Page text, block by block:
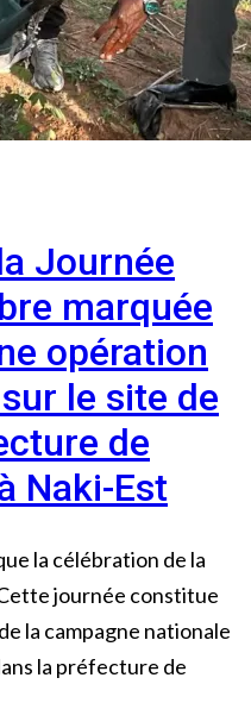
Journée
marquée
opération
le site de
de
Naki-Est
la célébration de la
journée constitue
la campagne nationale
la préfecture de